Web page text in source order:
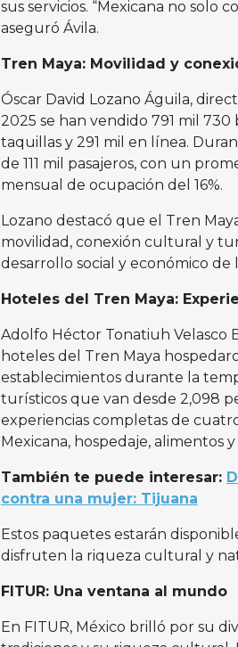
sus servicios. “Mexicana no solo
aseguró Ávila.
Tren Maya: Movilidad y
Óscar David Lozano Águila,
2025 se han vendido 791 mil
taquillas y 291 mil en línea.
de 111 mil pasajeros, con un
mensual de ocupación del 16%.
Lozano destacó que el Tren
movilidad, conexión cultural y
desarrollo social y económico de
Hoteles del Tren Maya:
Adolfo Héctor Tonatiuh Velasco
hoteles del Tren Maya
establecimientos durante la
turísticos que van desde 2,098
experiencias completas de
Mexicana, hospedaje, alimentos
También te puede interesar:
contra una mujer: Tijuana
Estos paquetes estarán
disfruten la riqueza cultural y
FITUR: Una ventana al mundo
En FITUR, México brilló por su